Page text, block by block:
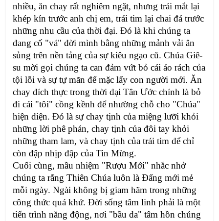
nhiều, ăn chay rất nghiêm ngặt, nhưng trái mắt lại
khép kín trước anh chị em, trái tim lại chai đá trước
những nhu cầu của thời đại. Đó là khi chúng ta
đang cố "vá" đời mình bằng những mảnh vải ân
sủng trên nền tảng của sự kiêu ngạo cũ. Chúa Giê-
su mời gọi chúng ta can đảm vứt bỏ cái áo rách của
tội lỗi và sự tự mãn để mặc lấy con người mới. Ăn
chay đích thực trong thời đại Tân Ước chính là bỏ
đi cái "tôi" cồng kềnh để nhường chỗ cho "Chúa"
hiện diện. Đó là sự chay tịnh của miệng lưỡi khỏi
những lời phê phán, chay tịnh của đôi tay khỏi
những tham lam, và chay tịnh của trái tim để chỉ
còn đập nhịp đập của Tin Mừng.
Cuối cùng, mầu nhiệm "Rượu Mới" nhắc nhở
chúng ta rằng Thiên Chúa luôn là Đấng mới mẻ
mỗi ngày. Ngài không bị giam hãm trong những
công thức quá khứ. Đời sống tâm linh phải là một
tiến trình năng động, nơi "bầu da" tâm hồn chúng